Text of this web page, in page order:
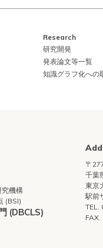
Research
研究開発
発表論文等一覧
知識グラフ化への
究機構
(BSI)
(DBCLS)
〒
千葉
東京
駅前
TEL.